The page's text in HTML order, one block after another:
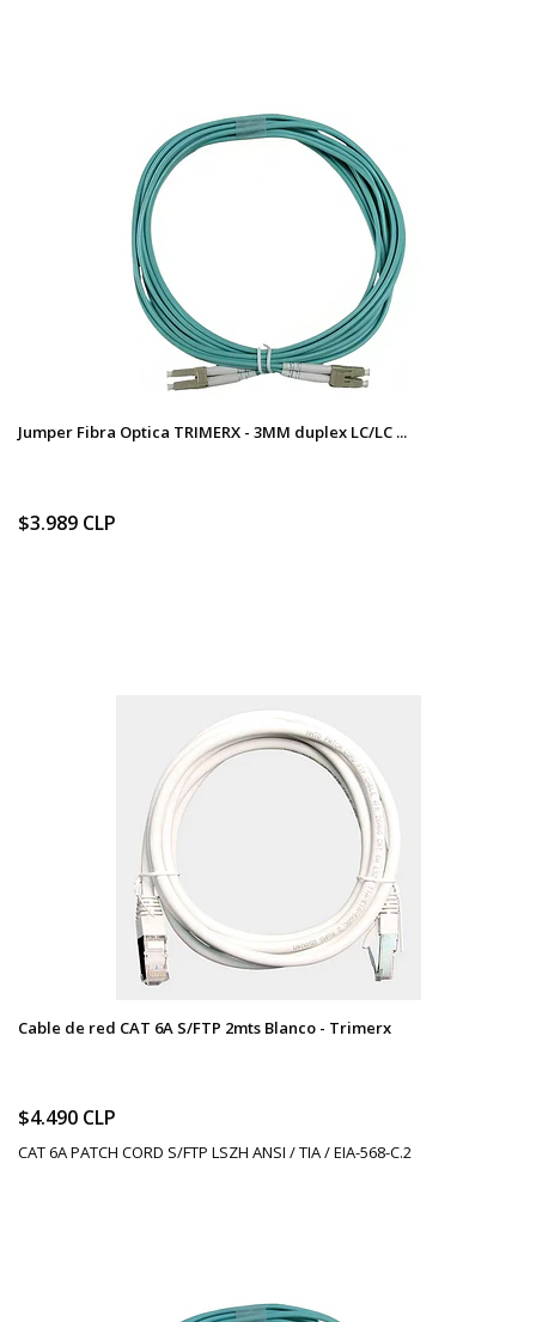
Jumper Fibra Optica TRIMERX - 3MM duplex LC/LC ...
$3.989 CLP
Cable de red CAT 6A S/FTP 2mts Blanco - Trimerx
$4.490 CLP
CAT 6A PATCH CORD S/FTP LSZH ANSI / TIA / EIA-568-C.2